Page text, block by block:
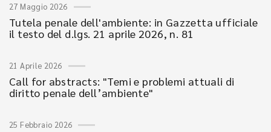
27 Maggio 2026
Tutela penale dell'ambiente: in Gazzetta ufficiale
il testo del d.lgs. 21 aprile 2026, n. 81
21 Aprile 2026
Call for abstracts: "Temi e problemi attuali di
diritto penale dell’ambiente"
25 Febbraio 2026